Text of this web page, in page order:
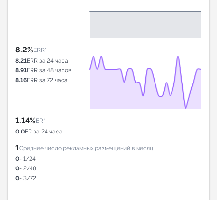
8.2%ERR*
8.21ERR за 24 часа
8.91ERR за 48 часов
8.16ERR за 72 часа
1.14%ER*
0.0ER за 24 часа
1Среднее число рекламных размещений в месяц
0- 1/24
0- 2/48
0- 3/72